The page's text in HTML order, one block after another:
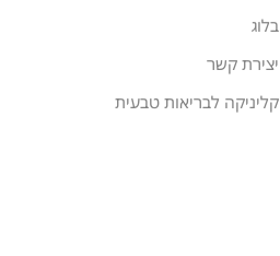
בלוג
יצירת קשר
קליניקה לבריאות טבעית